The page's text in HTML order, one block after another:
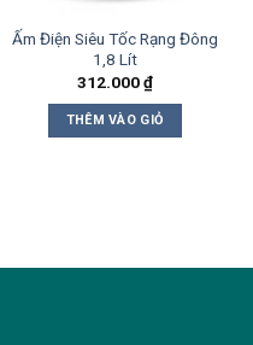
Ấm Điện Siêu Tốc Rạng Đông
1,8 Lít
312.000₫
THÊM VÀO GIỎ